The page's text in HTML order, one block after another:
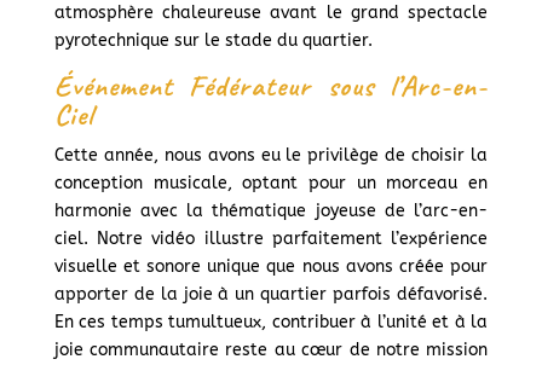
atmosphère chaleureuse avant le grand spectacle
pyrotechnique sur le stade du quartier.
Événement Fédérateur sous l’Arc-en-
Ciel
Cette année, nous avons eu le privilège de choisir la
conception musicale, optant pour un morceau en
harmonie avec la thématique joyeuse de l’arc-en-
ciel. Notre vidéo illustre parfaitement l’expérience
visuelle et sonore unique que nous avons créée pour
apporter de la joie à un quartier parfois défavorisé.
En ces temps tumultueux, contribuer à l’unité et à la
joie communautaire reste au cœur de notre mission